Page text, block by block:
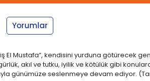
Yorumlar
El Mustafa”, kendisini yurduna götürecek
akıl ve tutku, iyilik ve kötülük gibi
günümüze seslenmeye devam ediyor.